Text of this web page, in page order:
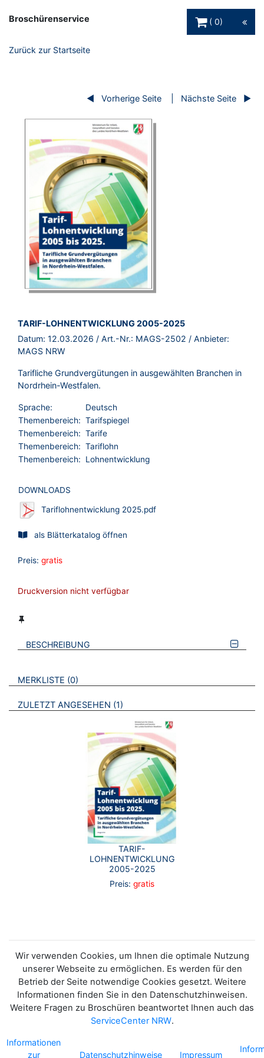
Broschürenservice
0
Zurück zur Startseite
Vorherige Seite Nächste Seite
BROSCHÜRE:
TARIF-LOHNENTWICKLUNG 2005-2025
Datum: 12.03.2026 / Art.-Nr.: MAGS-2502 / Anbieter:
MAGS NRW
Tarifliche Grundvergütungen in ausgewählten Branchen in
Nordrhein-Westfalen.
Sprache:
Deutsch
Themenbereich: Tarifspiegel
Themenbereich: Tarife
Themenbereich: Tariflohn
Themenbereich:
Lohnentwicklung
DOWNLOADS
Tariflohnentwicklung 2025.pdf
als Blätterkatalog öffnen
Preis: gratis
Druckversion nicht verfügbar
BESCHREIBUNG
VERWEISE AUF VERMERKTE- ODER ZULETZT ANGESEHENE
MERKLISTE 0 BROSCHÜREN
ZULETZT ANGESEHEN 1 BROSCHÜREN
TARIF-
LOHNENTWICKLUNG
2005-2025
Preis: gratis
Wir verwenden Cookies, um Ihnen die optimale Nutzung
unserer Webseite zu ermöglichen. Es werden für den
Betrieb der Seite notwendige Cookies gesetzt. Weitere
Informationen finden Sie in den Datenschutzhinweisen.
Weitere Fragen zu Broschüren beantwortet Ihnen auch das
ServiceCenter NRW.
Informationen
zur
Datenschutzhinweise Impressum